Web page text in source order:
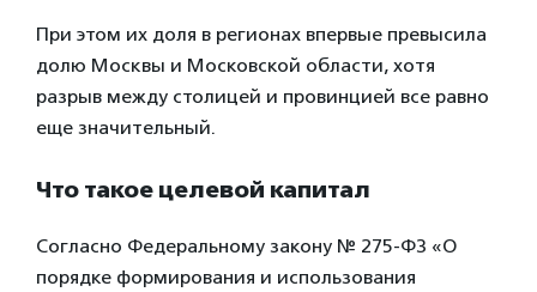
При этом их доля в регионах впервые превысила
долю Москвы и Московской области, хотя
разрыв между столицей и провинцией все равно
еще значительный.
Что такое целевой капитал
Согласно Федеральному закону № 275-ФЗ «О
порядке формирования и использования